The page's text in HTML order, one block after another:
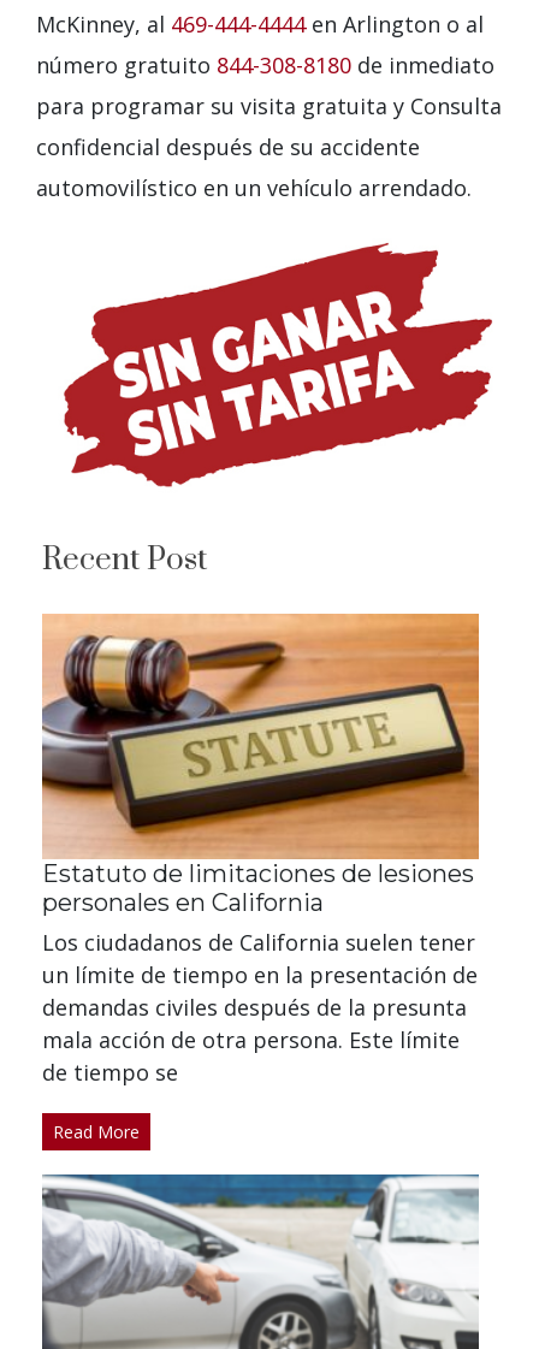
McKinney, al 469-444-4444en Arlington o al
número gratuito 844-308-8180 de inmediato
para programar su visita gratuita y Consulta
confidencial después de su accidente
automovilístico en un vehículo arrendado.
Recent Post
Estatuto de limitaciones de lesiones
personales en California
Los ciudadanos de California suelen tener
un límite de tiempo en la presentación de
demandas civiles después de la presunta
mala acción de otra persona. Este límite
de tiempo se
Read More